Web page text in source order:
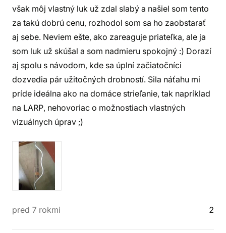
však môj vlastný luk už zdal slabý a našiel som tento
za takú dobrú cenu, rozhodol som sa ho zaobstarať
aj sebe. Neviem ešte, ako zareaguje priateľka, ale ja
som luk už skúšal a som nadmieru spokojný :) Dorazí
aj spolu s návodom, kde sa úplní začiatočníci
dozvedia pár užitočných drobností. Sila náťahu mi
príde ideálna ako na domáce strieľanie, tak napríklad
na LARP, nehovoriac o možnostiach vlastných
vizuálnych úprav ;)
pred 7 rokmi 2